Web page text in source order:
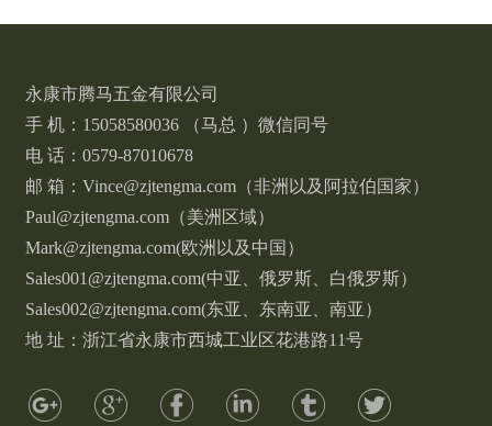
永康市腾马五金有限公司
手 机：15058580036 （马总 ）微信同号
电 话：0579-87010678
邮 箱：Vince@zjtengma.com（非洲以及阿拉伯国家）
Paul@zjtengma.com（美洲区域）
Mark@zjtengma.com(欧洲以及中国）
Sales001@zjtengma.com(中亚、俄罗斯、白俄罗斯）
Sales002@zjtengma.com(东亚、东南亚、南亚）
地 址：浙江省永康市西城工业区花港路11号